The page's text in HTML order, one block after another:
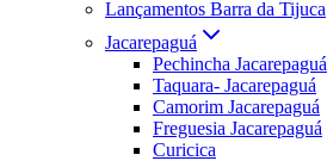
Lançamentos Barra da Tijuca
Jacarepaguá
Pechincha Jacarepaguá
Taquara- Jacarepaguá
Camorim Jacarepaguá
Freguesia Jacarepaguá
Curicica